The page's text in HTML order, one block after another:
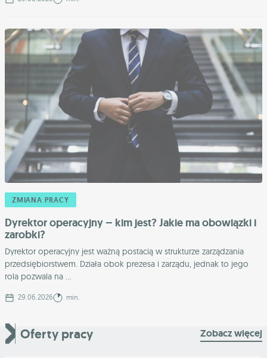
ZMIANA PRACY
Dyrektor operacyjny – kim jest? Jakie ma obowiązki i
zarobki?
Dyrektor operacyjny jest ważną postacią w strukturze zarządzania
przedsiębiorstwem. Działa obok prezesa i zarządu, jednak to jego
rola pozwala na ...
29.06.2026 min.
Oferty pracy Zobacz więcej